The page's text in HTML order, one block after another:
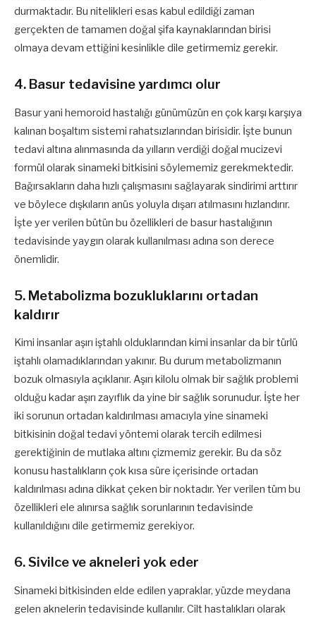
durmaktadır. Bu nitelikleri esas kabul edildiği zaman
gerçekten de tamamen doğal şifa kaynaklarından birisi
olmaya devam ettiğini kesinlikle dile getirmemiz gerekir.
4. Basur tedavisine yardımcı olur
Basur yani hemoroid hastalığı günümüzün en çok karşı karşıya
kalınan boşaltım sistemi rahatsızlarından birisidir. İşte bunun
tedavi altına alınmasında da yılların verdiği doğal mucizevi
formül olarak sinameki bitkisini söylememiz gerekmektedir.
Bağırsakların daha hızlı çalışmasını sağlayarak sindirimi arttırır
ve böylece dışkıların anüs yoluyla dışarı atılmasını hızlandırır.
İşte yer verilen bütün bu özellikleri de basur hastalığının
tedavisinde yaygın olarak kullanılması adına son derece
önemlidir.
5. Metabolizma bozukluklarını ortadan
kaldırır
Kimi insanlar aşırı iştahlı olduklarından kimi insanlar da bir türlü
iştahlı olamadıklarından yakınır. Bu durum metabolizmanın
bozuk olmasıyla açıklanır. Aşırı kilolu olmak bir sağlık problemi
olduğu kadar aşırı zayıflık da yine bir sağlık sorunudur. İşte her
iki sorunun ortadan kaldırılması amacıyla yine sinameki
bitkisinin doğal tedavi yöntemi olarak tercih edilmesi
gerektiğinin de mutlaka altını çizmemiz gerekir. Bu da söz
konusu hastalıkların çok kısa süre içerisinde ortadan
kaldırılması adına dikkat çeken bir noktadır. Yer verilen tüm bu
özellikleri ele alınırsa sağlık sorunlarının tedavisinde
kullanıldığını dile getirmemiz gerekiyor.
6. Sivilce ve akneleri yok eder
Sinameki bitkisinden elde edilen yapraklar, yüzde meydana
gelen aknelerin tedavisinde kullanılır. Cilt hastalıkları olarak